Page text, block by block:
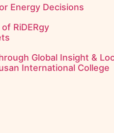
Energy Decisions
RiDERgy
Global Insight &
International College